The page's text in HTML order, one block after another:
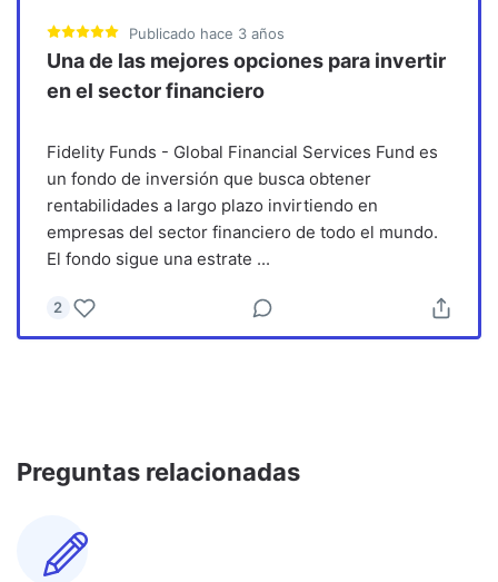
Publicado hace 3 años
Una de las mejores opciones para invertir
en el sector financiero
Fidelity Funds - Global Financial Services Fund es
un fondo de inversión que busca obtener
rentabilidades a largo plazo invirtiendo en
empresas del sector financiero de todo el mundo.
El fondo sigue una estrate ...
2
Preguntas relacionadas